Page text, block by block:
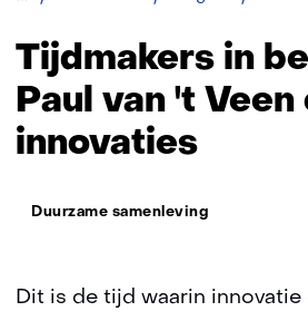
beeld:
Peter
van
Tijdmakers in
Paul van 't Veen
innovaties
Thema:
Duurzame samenleving
Dit is de tijd waarin innovatie